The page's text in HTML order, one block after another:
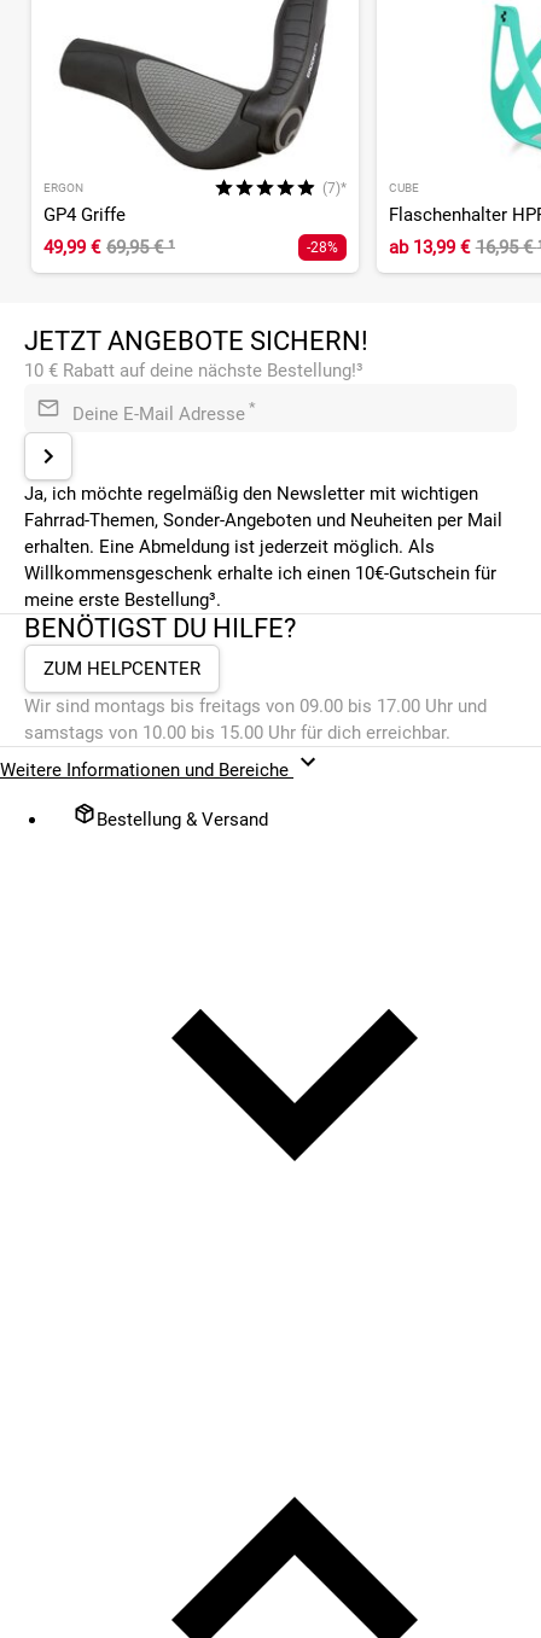
ERGON (7)*
GP4 Griffe
49,99 € 69,95 €¹ -28%
CUBE
Flaschenhalter
ab13,99 € 16,95 €
JETZT ANGEBOTE SICHERN!
10 € Rabatt auf deine nächste Bestellung!³
Deine E-Mail Adresse *
Ja, ich möchte regelmäßig den Newsletter mit wichtigen
Fahrrad-Themen, Sonder-Angeboten und Neuheiten per Mail
erhalten. Eine Abmeldung ist jederzeit möglich. Als
Willkommensgeschenk erhalte ich einen 10€-Gutschein für
meine erste Bestellung³.
BENÖTIGST DU HILFE?
ZUM HELPCENTER
Wir sind montags bis freitags von 09.00 bis 17.00 Uhr und
samstags von 10.00 bis 15.00 Uhr für dich erreichbar.
Weitere Informationen und Bereiche
Bestellung & Versand